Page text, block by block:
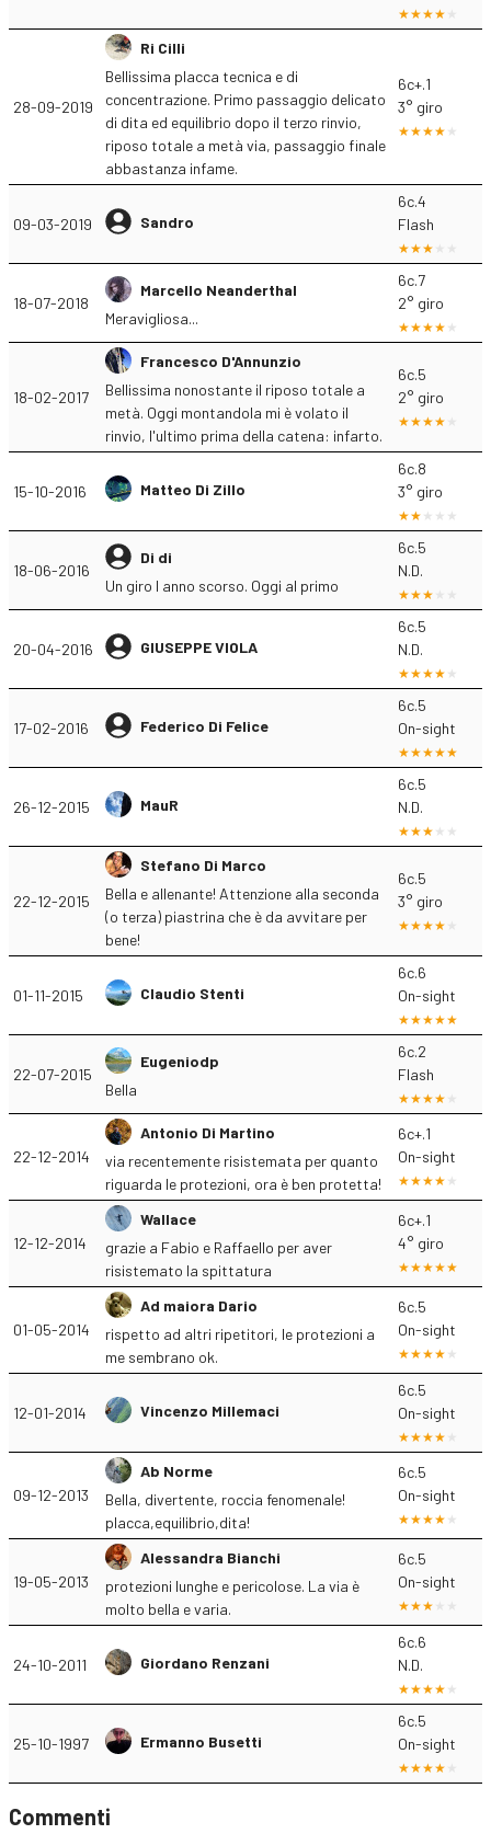
28-09-2019
Ri Cilli
Bellissima placca tecnica e di
concentrazione. Primo passaggio delicato
di dita ed equilibrio dopo il terzo rinvio,
riposo totale a metà via, passaggio finale
abbastanza infame.
6c+.1
3° giro
09-03-2019 Sandro
6c.4
Flash
18-07-2018
Marcello Neanderthal
Meravigliosa...
6c.7
2° giro
18-02-2017
Francesco D'Annunzio
Bellissima nonostante il riposo totale a
metà. Oggi montandola mi è volato il
rinvio, l'ultimo prima della catena: infarto.
6c.5
2° giro
15-10-2016 Matteo Di Zillo
6c.8
3° giro
18-06-2016
Di di
Un giro l anno scorso. Oggi al primo
6c.5
N.D.
20-04-2016 GIUSEPPE VIOLA
6c.5
N.D.
17-02-2016 Federico Di Felice
6c.5
On-sight
26-12-2015 MauR
6c.5
N.D.
22-12-2015
Stefano Di Marco
Bella e allenante! Attenzione alla seconda
(o terza) piastrina che è da avvitare per
bene!
6c.5
3° giro
01-11-2015 Claudio Stenti
6c.6
On-sight
22-07-2015
Eugeniodp
Bella
6c.2
Flash
22-12-2014
Antonio Di Martino
via recentemente risistemata per quanto
riguarda le protezioni, ora è ben protetta!
6c+.1
On-sight
12-12-2014
Wallace
grazie a Fabio e Raffaello per aver
risistemato la spittatura
6c+.1
4° giro
01-05-2014
Ad maiora Dario
rispetto ad altri ripetitori, le protezioni a
me sembrano ok.
6c.5
On-sight
12-01-2014 Vincenzo Millemaci
6c.5
On-sight
09-12-2013
Ab Norme
Bella, divertente, roccia fenomenale!
placca,equilibrio,dita!
6c.5
On-sight
19-05-2013
Alessandra Bianchi
protezioni lunghe e pericolose. La via è
molto bella e varia.
6c.5
On-sight
24-10-2011 Giordano Renzani
6c.6
N.D.
25-10-1997 Ermanno Busetti
6c.5
On-sight
Commenti